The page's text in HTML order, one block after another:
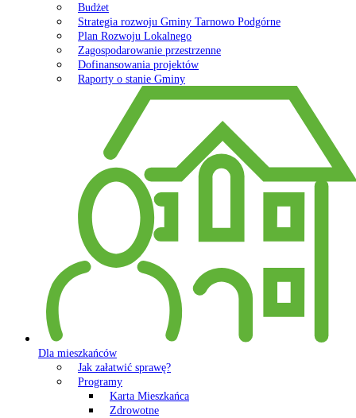
Budżet
Strategia rozwoju Gminy Tarnowo Podgórne
Plan Rozwoju Lokalnego
Zagospodarowanie przestrzenne
Dofinansowania projektów
Raporty o stanie Gminy
Dla mieszkańców
Jak załatwić sprawę?
Programy
Karta Mieszkańca
Zdrowotne